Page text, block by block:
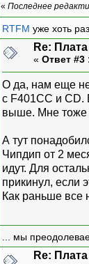
« Последнее
RTFM уже хоть
Re:
« Ответ #3
О да, нам еще
с F401CC и CD.
выше. Мне тоже
А тут
Чипдип от 2
идут. Для
прикинул, если
Как раньше все
... мы
Re: